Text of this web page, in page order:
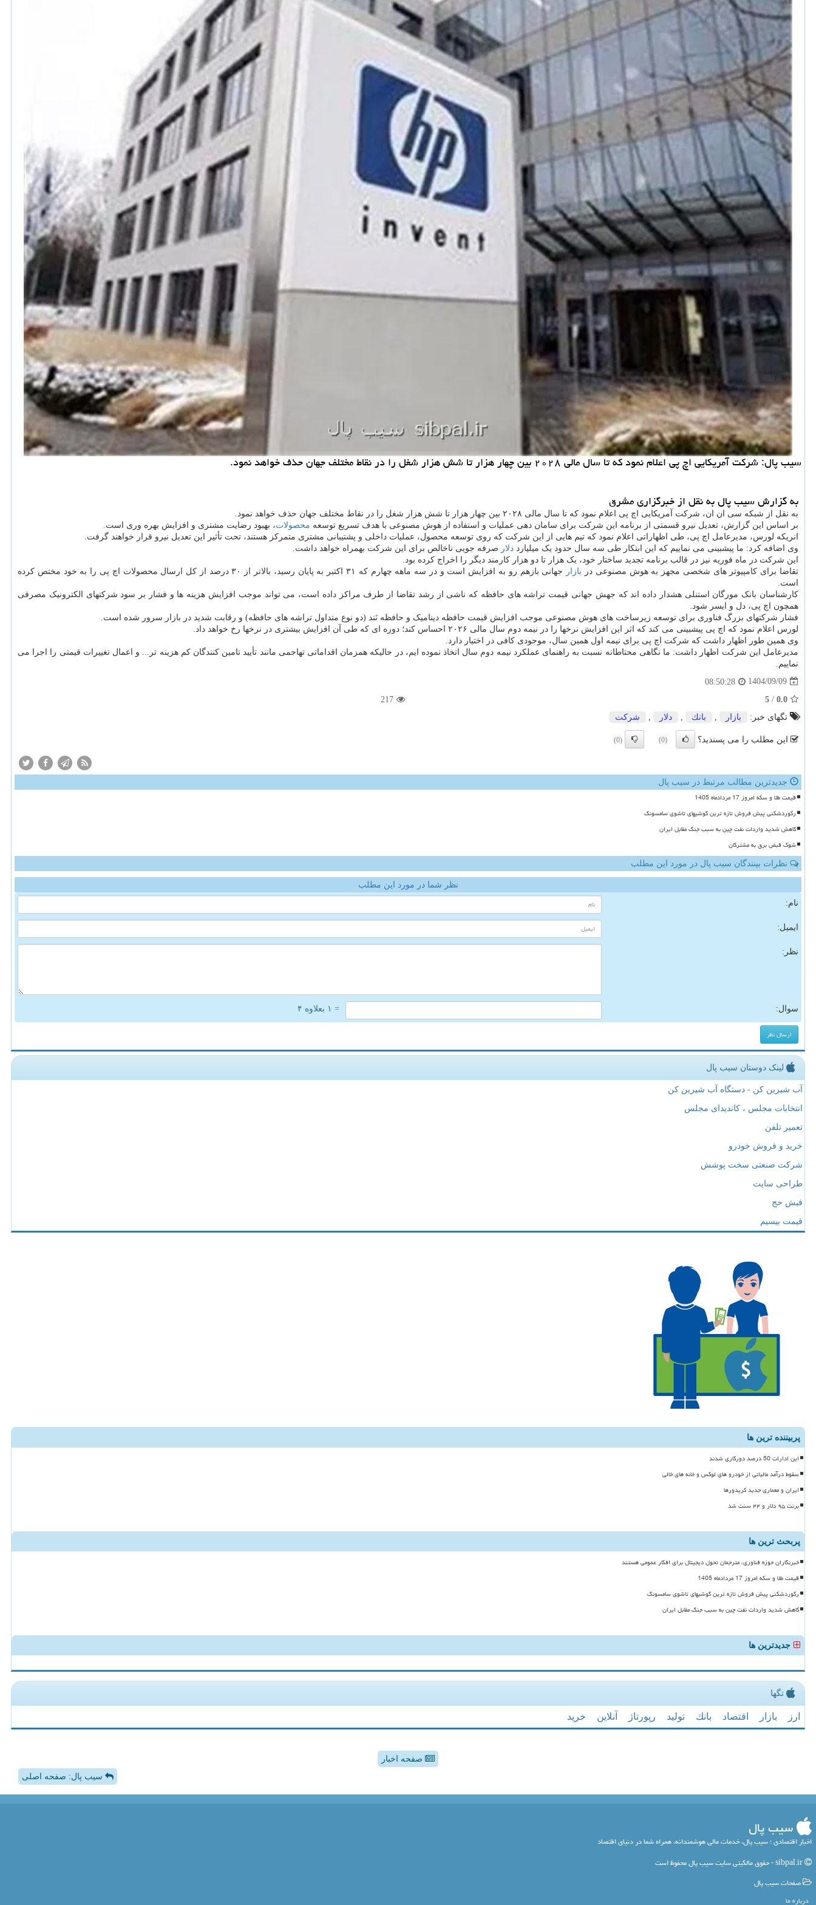
سیب پال: شرکت آمریکایی اچ پی اعلام نمود که تا سال مالی ۲۰۲۸ بین چهار هزار تا شش هزار شغل را در نقاط مختلف جهان حذف خواهد نمود.
به گزارش سیب پال به نقل از خبرگزاری مشرق
به نقل از شبکه سی ان ان، شرکت آمریکایی اچ پی اعلام نمود که تا سال مالی ۲۰۲۸ بین چهار هزار تا شش هزار شغل را در نقاط مختلف جهان حذف خواهد نمود.
بر اساس این گزارش، تعدیل نیرو قسمتی از برنامه این شرکت برای سامان دهی عملیات و استفاده از هوش مصنوعی با هدف تسریع توسعه محصولات، بهبود رضایت مشتری و افزایش بهره وری است.
انریکه لورس، مدیرعامل اچ پی، طی اظهاراتی اعلام نمود که تیم هایی از این شرکت که روی توسعه محصول، عملیات داخلی و پشتیبانی مشتری متمرکز هستند، تحت تأثیر این تعدیل نیرو قرار خواهند گرفت.
وی اضافه کرد: ما پیشبینی می نماییم که این ابتکار طی سه سال حدود یک میلیارد دلار صرفه جویی ناخالص برای این شرکت بهمراه خواهد داشت.
این شرکت در ماه فوریه نیز در قالب برنامه تجدید ساختار خود، یک هزار تا دو هزار کارمند دیگر را اخراج کرده بود.
تقاضا برای کامپیوتر های شخصی مجهز به هوش مصنوعی در بازار
جهانی بازهم رو به افزایش است و در سه ماهه چهارم که ۳۱ اکتبر به پایان رسید، بالاتر از ۳۰ درصد از کل ارسال محصولات اچ پی را به خود مختص کرده
است.
کارشناسان بانک مورگان استنلی هشدار داده اند که جهش جهانی قیمت تراشه های حافظه که ناشی از رشد تقاضا از طرف مراکز داده است، می تواند موجب افزایش هزینه ها و فشار بر سود شرکتهای الکترونیک مصرفی
همچون اچ پی، دل و ایسر شود.
فشار شرکتهای بزرگ فناوری برای توسعه زیرساخت های هوش مصنوعی موجب افزایش قیمت حافظه دینامیک و حافظه نَند (دو نوع متداول تراشه های حافظه) و رقابت شدید در بازار سرور شده است.
لورس اعلام نمود که اچ پی پیشبینی می کند که اثر این افزایش نرخها را در نیمه دوم سال مالی ۲۰۲۶ احساس کند؛ دوره ای که طی آن افزایش بیشتری در نرخها رخ خواهد داد.
وی همین طور اظهار داشت که شرکت اچ پی برای نیمه اول همین سال، موجودی کافی در اختیار دارد.
مدیرعامل این شرکت اظهار داشت: ما نگاهی محتاطانه نسبت به راهنمای عملکرد نیمه دوم سال اتخاذ نموده ایم، در حالیکه همزمان اقداماتی تهاجمی مانند تأیید تامین کنندگان کم هزینه تر... و اعمال تغییرات قیمتی را اجرا می
نماییم.
1404/09/09
08:50:28
0.0
/
5
217
تگهای خبر:
بازار , بانك , دلار , شركت
این مطلب را می پسندید؟ (0)
(0)
جدیدترین مطالب مرتبط در سیب پال
قیمت طلا و سکه امروز 17 مردادماه 1405
رکوردشکنی پیش فروش تازه ترین گوشیهای تاشوی سامسونگ
کاهش شدید واردات نفت چین به سبب جنگ مقابل ایران
شوک قبض برق به مشترکان
نظرات بینندگان سیب پال در مورد این مطلب
نظر شما در مورد این مطلب
نام:
ایمیل:
نظر:
سوال: = ۱ بعلاوه ۴
لینک دوستان سیب پال
آب شیرین کن - دستگاه آب شیرین کن
انتخابات مجلس ، کاندیدای مجلس
تعمیر تلفن
خرید و فروش خودرو
شرکت صنعتی سخت پوشش
طراحی سایت
فیش حج
قیمت بیسیم
پربیننده ترین ها
این ادارات 50 درصد دورکاری شدند
سقوط درآمد مالیاتی از خودرو های لوکس و خانه های خالی
ایران و معماری جدید کریدورها
برنت ۹۵ دلار و ۴۴ سنت شد
پربحث ترین ها
خبرنگاران حوزه فناوری، مترجمان تحول دیجیتال برای افکار عمومی هستند
قیمت طلا و سکه امروز 17 مردادماه 1405
رکوردشکنی پیش فروش تازه ترین گوشیهای تاشوی سامسونگ
کاهش شدید واردات نفت چین به سبب جنگ مقابل ایران
جدیدترین ها
تگها
ارز بازار اقتصاد بانك تولید رپورتاژ آنلاین خرید
صفحه اخبار
سیب پال: صفحه اصلی
سیب پال
اخبار اقتصادی ؛ سیب پال، خدمات مالی هوشمندانه، همراه شما در دنیای اقتصاد
صفحات سیب پال
درباره ما